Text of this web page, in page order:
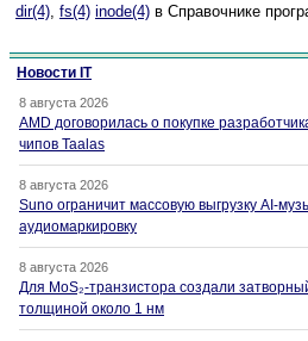
dir(4), fs(4) inode(4) в Справочнике
Новости IT
8 августа 2026
AMD договорилась о покупке
чипов Taalas
8 августа 2026
Suno ограничит массовую выгрузку AI-
аудиомаркировку
8 августа 2026
Для MoS₂-транзистора создали
толщиной около 1 нм